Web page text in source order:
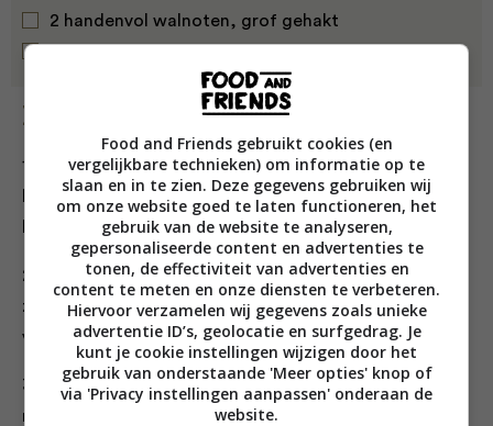
2 handenvol walnoten, grof gehakt
Bereiding
1. Verwarm de oven voor op 180 °C. Klop de eieren
luchtig in een kom en meng het citroensap en de
havermelk erdoor.
2. Voeg het amandel- en boekweitmeel toe plus het
zuiveringszout, chiazaad, gebroken lijnzaad,
venkelzaad, de kokosolie en gehakte walnoten.
3. Vet een bakblik in met kokosolie en schenk het
mengsel erin. Doe het brood in de oven en bak het in
Food and Friends gebruikt cookies (en
vergelijkbare technieken) om informatie op te
slaan en in te zien. Deze gegevens gebruiken wij
om onze website goed te laten functioneren, het
gebruik van de website te analyseren,
gepersonaliseerde content en advertenties te
tonen, de effectiviteit van advertenties en
content te meten en onze diensten te verbeteren.
Hiervoor verzamelen wij gegevens zoals unieke
advertentie ID’s, geolocatie en surfgedrag. Je
kunt je cookie instellingen wijzigen door het
gebruik van onderstaande 'Meer opties' knop of
via 'Privacy instellingen aanpassen' onderaan de
website.